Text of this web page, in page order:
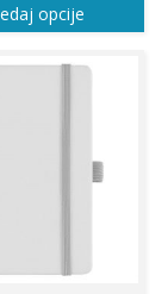
opcije